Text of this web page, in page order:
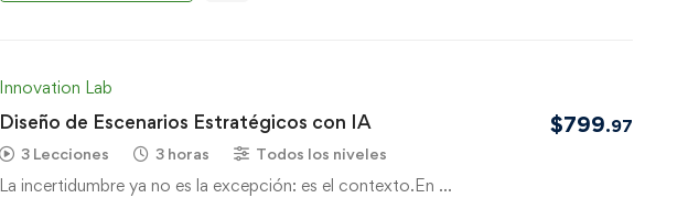
Innovation Lab
Diseño de Escenarios Estratégicos con IA
3 Lecciones 3 horas Todos los niveles
La incertidumbre ya no es la excepción: es el contexto.En …
$799.97